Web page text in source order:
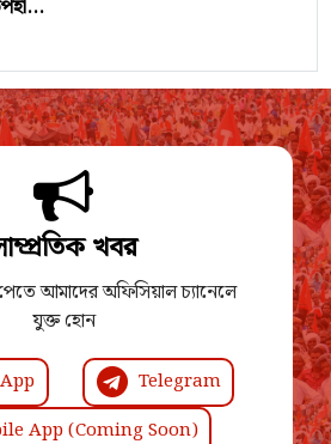
খবর
আমাদের অফিসিয়াল চ্যানেলে
যুক্ত হোন
Telegram
App (Coming Soon)